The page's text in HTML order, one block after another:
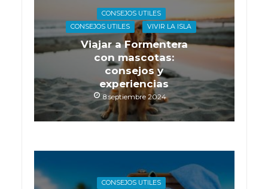
CONSEJOS UTILES
CONSEJOS UTILES
VIVIR LA ISLA
Viajar a Formentera
con mascotas:
consejos y
experiencias
8 septiembre 2024
CONSEJOS UTILES